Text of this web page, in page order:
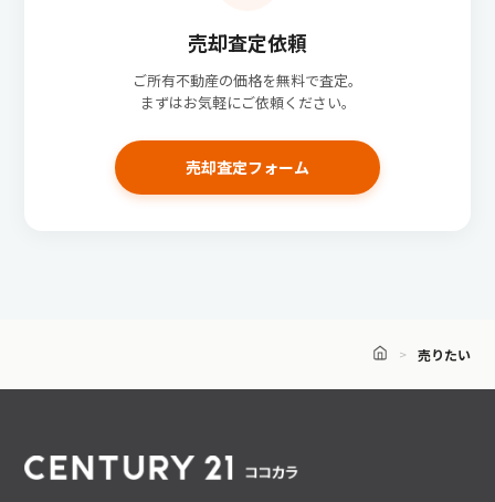
売却査定依頼
ご所有不動産の価格を無料で査定。
まずはお気軽にご依頼ください。
売却査定フォーム
売りたい